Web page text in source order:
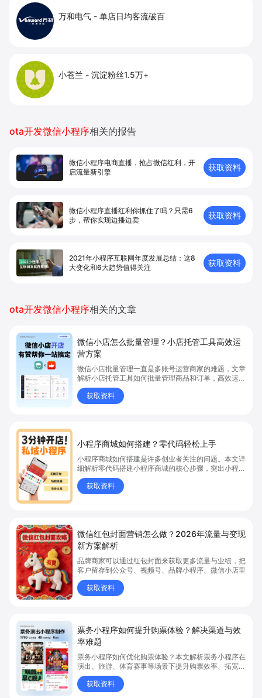
万和电气 - 单店日均客流破百
小苍兰 - 沉淀粉丝1.5万+
ota开发微信小程序相关的报告
微信小程序电商直播，抢占微信红利，开
启流量新引擎
获取资料
微信小程序直播红利你抓住了吗？只需6
步，帮你实现边播边卖
获取资料
2021年小程序互联网年度发展总结：这8
大变化和6大趋势值得关注
获取资料
ota开发微信小程序相关的文章
微信小店怎么批量管理？小店托管工具高效运
营方案
微信小店批量管理一直是多账号运营商家的难题，文章
解析小店托管工具如何批量管理商品和订单，高效运营
多账号微信小店。通过智能同步、AI运营托管和丰富营
销玩法，全面提升门店管理效率。点击了解微信小店批
量管理、高效托管的实用方案！
获取资料
小程序商城如何搭建？零代码轻松上手
小程序商城如何搭建是许多创业者关注的问题。本文详
细解析零代码搭建小程序商城的核心步骤，突出小程序
商城、商城搭建与零代码开店优势，帮助你轻松实现商
品上架、全渠道销售及高效会员运营，快速开启线上卖
货新模式。点击获取详细操作指南！
获取资料
微信红包封面营销怎么做？2026年流量与变现
新方案解析
品牌商家可以通过红包封面来获取更多流量与业绩，把
客户留存到公众号、视频号、品牌小程序、微信小店里
获取资料
票务小程序如何提升购票体验？解决渠道与效
率难题
票务小程序如何优化购票体验？本文解析票务小程序在
演出、旅游、体育赛事等场景下提升购票效率、拓宽销
售渠道、实现会员精准营销的具体方式。关键词包括
“票务小程序”、“购票体验”、“购票效率”。
获取资料